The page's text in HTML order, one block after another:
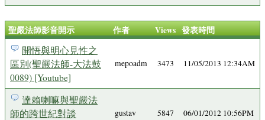
聖嚴法師影音開示 作者 Views 發表時間
開悟與明心見性之
區別(聖嚴法師-大法鼓
0089) [Youtube]
mepoadm 3473 11/05/2013 12:34AM
達賴喇嘛與聖嚴法
師的跨世紀對談
gustav 5847 06/01/2012 10:56PM